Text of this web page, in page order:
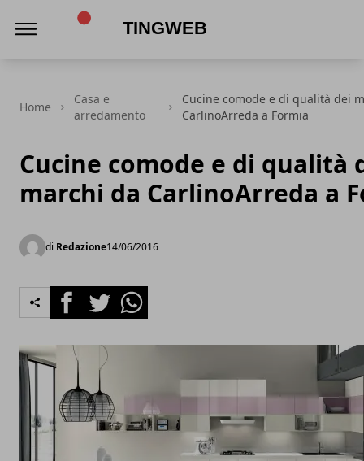
Home
Casa e
arredamento
Cucine comode e di qualità dei
CarlinoArreda a Formia
Cucine comode e di qualità
marchi da CarlinoArreda a
di Redazione14/06/2016
FacebookTwitterWhatsapp